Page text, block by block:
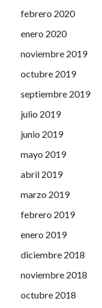
febrero 2020
enero 2020
noviembre 2019
octubre 2019
septiembre 2019
julio 2019
junio 2019
mayo 2019
abril 2019
marzo 2019
febrero 2019
enero 2019
diciembre 2018
noviembre 2018
octubre 2018